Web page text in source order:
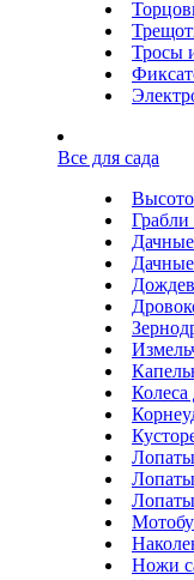
Тросы
Все для сада
Грабли
Колеса
Ножи